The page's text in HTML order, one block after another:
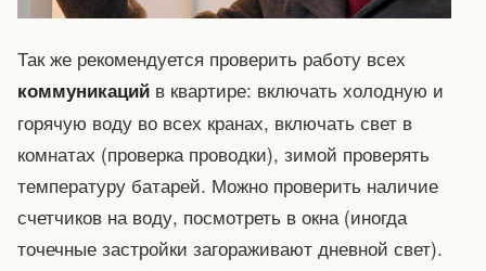
Так же рекомендуется проверить работу всех
коммуникаций в квартире: включать холодную и
горячую воду во всех кранах, включать свет в
комнатах (проверка проводки), зимой проверять
температуру батарей. Можно проверить наличие
счетчиков на воду, посмотреть в окна (иногда
точечные застройки загораживают дневной свет).